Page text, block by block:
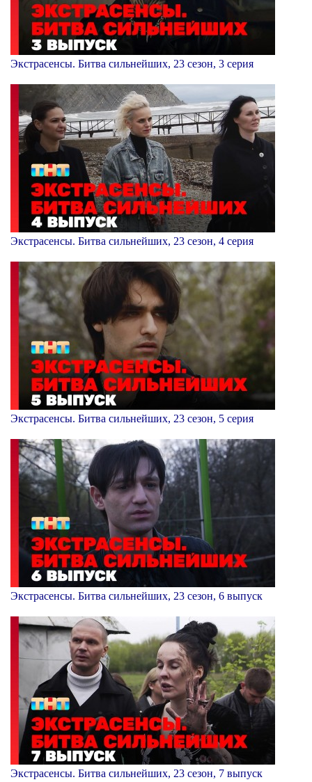
Экстрасенсы. Битва сильнейших, 23 сезон, 3 серия
Экстрасенсы. Битва сильнейших, 23 сезон, 4 серия
Экстрасенсы. Битва сильнейших, 23 сезон, 5 серия
Экстрасенсы. Битва сильнейших, 23 сезон, 6 выпуск
Экстрасенсы. Битва сильнейших, 23 сезон, 7 выпуск